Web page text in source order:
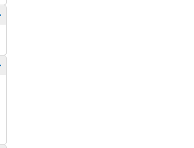
Erakutsi/izkutatu azpiorriak
Erakutsi/izkutatu azpiorriak